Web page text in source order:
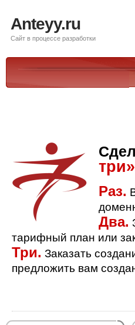
Anteyy.ru
Сайт в процессе разработки
Раз.
Два.
тарифный план или
Три. Заказать
предложить вам